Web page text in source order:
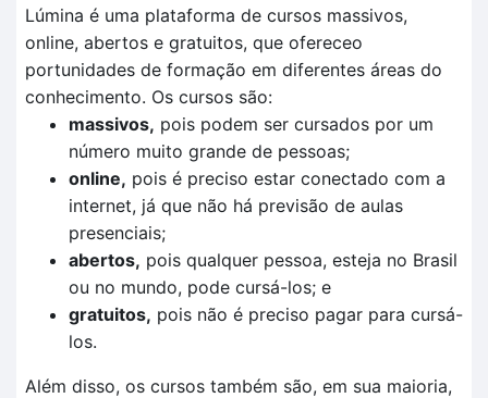
Lúmina é uma plataforma de cursos massivos,
online, abertos e gratuitos, que ofereceo
portunidades de formação em diferentes áreas do
conhecimento. Os cursos são:
massivos, pois podem ser cursados por um
número muito grande de pessoas;
online, pois é preciso estar conectado com a
internet, já que não há previsão de aulas
presenciais;
abertos, pois qualquer pessoa, esteja no Brasil
ou no mundo, pode cursá-los; e
gratuitos, pois não é preciso pagar para cursá-
los.
Além disso, os cursos também são, em sua maioria,